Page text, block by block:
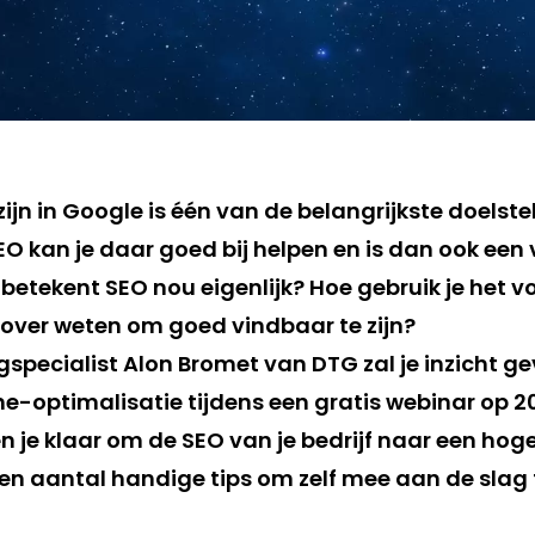
in Google is één van de belangrijkste
kan je daar goed bij helpen en is dan ook
SEO nou eigenlijk? Hoe gebruik je het
weten om goed vindbaar te zijn?
Alon Bromet van DTG zal je inzicht
optimalisatie tijdens een gratis webinar op
je klaar om de SEO van je bedrijf naar een
aantal handige tips om zelf mee aan de